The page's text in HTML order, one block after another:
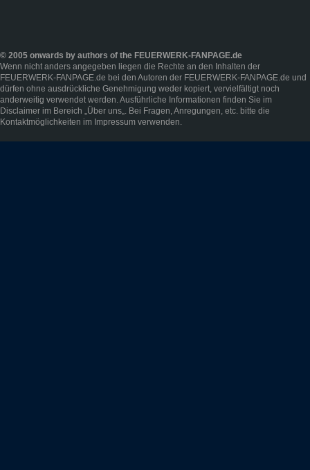
© 2005 onwards by authors of the FEUERWERK-FANPAGE.de
Wenn nicht anders angegeben liegen die Rechte an den Inhalten der
FEUERWERK-FANPAGE.de bei den Autoren der FEUERWERK-FANPAGE.de und
dürfen ohne ausdrückliche Genehmigung weder kopiert, vervielfältigt noch
anderweitig verwendet werden. Ausführliche Informationen finden Sie im
Disclaimer im Bereich „ Über uns „. Bei Fragen, Anregungen, etc. bitte die
Kontaktmöglichkeiten im Impressum verwenden.